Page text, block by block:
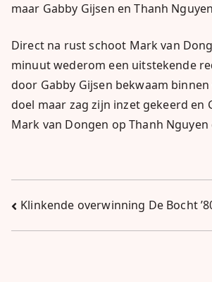
maar Gabby Gijsen en Thanh
Direct na rust schoot Mark van
minuut wederom een uitstekende
door Gabby Gijsen bekwaam
doel maar zag zijn inzet gekeerd en
Mark van Dongen op Thanh
Bericht
navigatie
Klinkende overwinning De Bocht